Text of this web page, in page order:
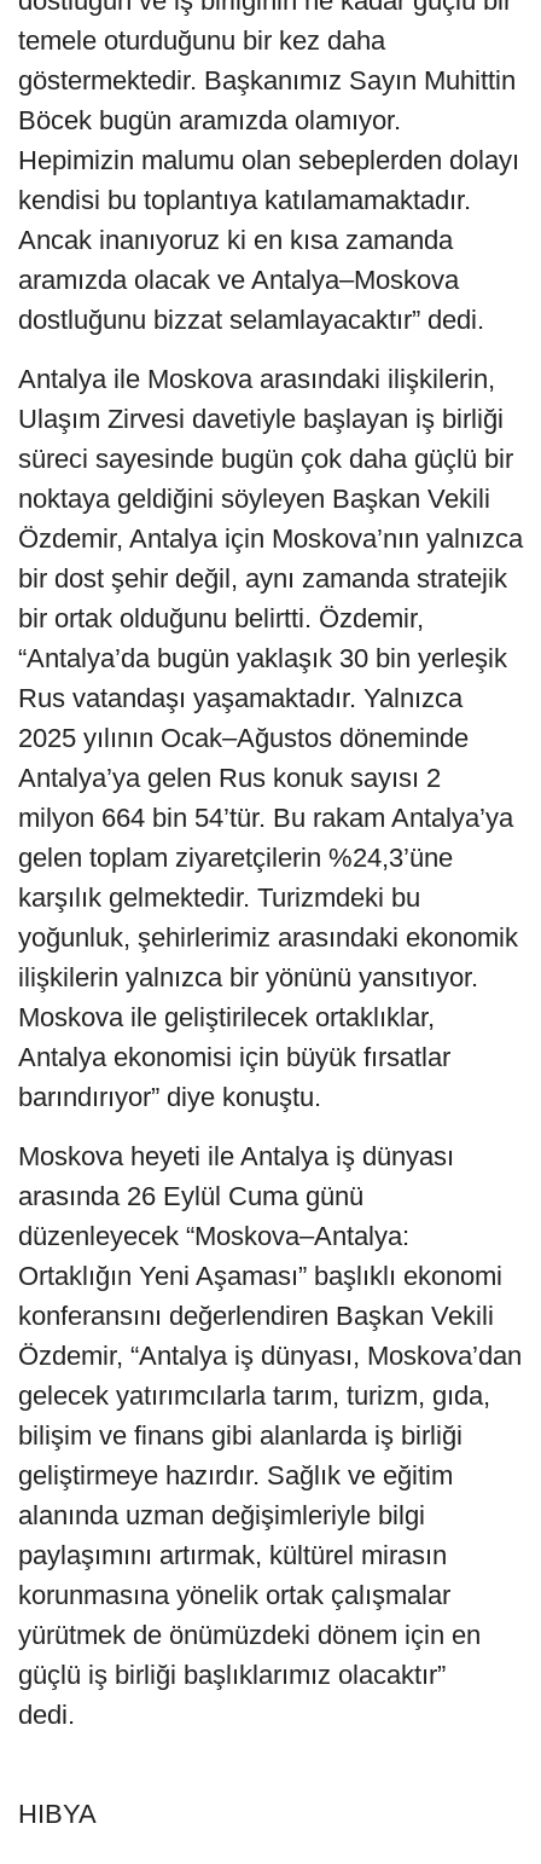
temele oturduğunu bir kez daha
göstermektedir. Başkanımız Sayın Muhittin
Böcek bugün aramızda olamıyor.
Hepimizin malumu olan sebeplerden dolayı
kendisi bu toplantıya katılamamaktadır.
Ancak inanıyoruz ki en kısa zamanda
aramızda olacak ve Antalya–Moskova
dostluğunu bizzat selamlayacaktır” dedi.
Antalya ile Moskova arasındaki ilişkilerin,
Ulaşım Zirvesi davetiyle başlayan iş birliği
süreci sayesinde bugün çok daha güçlü bir
noktaya geldiğini söyleyen Başkan Vekili
Özdemir, Antalya için Moskova’nın yalnızca
bir dost şehir değil, aynı zamanda stratejik
bir ortak olduğunu belirtti. Özdemir,
“Antalya’da bugün yaklaşık 30 bin yerleşik
Rus vatandaşı yaşamaktadır. Yalnızca
2025 yılının Ocak–Ağustos döneminde
Antalya’ya gelen Rus konuk sayısı 2
milyon 664 bin 54’tür. Bu rakam Antalya’ya
gelen toplam ziyaretçilerin %24,3’üne
karşılık gelmektedir. Turizmdeki bu
yoğunluk, şehirlerimiz arasındaki ekonomik
ilişkilerin yalnızca bir yönünü yansıtıyor.
Moskova ile geliştirilecek ortaklıklar,
Antalya ekonomisi için büyük fırsatlar
barındırıyor” diye konuştu.
Moskova heyeti ile Antalya iş dünyası
arasında 26 Eylül Cuma günü
düzenleyecek “Moskova–Antalya:
Ortaklığın Yeni Aşaması” başlıklı ekonomi
konferansını değerlendiren Başkan Vekili
Özdemir, “Antalya iş dünyası, Moskova’dan
gelecek yatırımcılarla tarım, turizm, gıda,
bilişim ve finans gibi alanlarda iş birliği
geliştirmeye hazırdır. Sağlık ve eğitim
alanında uzman değişimleriyle bilgi
paylaşımını artırmak, kültürel mirasın
korunmasına yönelik ortak çalışmalar
yürütmek de önümüzdeki dönem için en
güçlü iş birliği başlıklarımız olacaktır”
dedi.
HIBYA